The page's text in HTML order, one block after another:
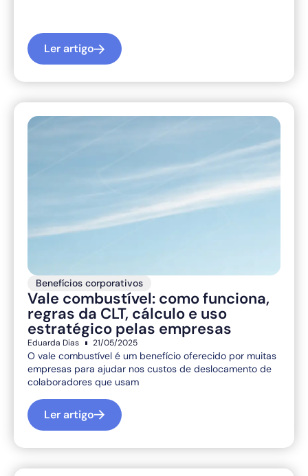
Ler artigo
Benefícios corporativos
Vale combustível: como funciona,
regras da CLT, cálculo e uso
estratégico pelas empresas
Eduarda Dias 21/05/2025
O vale combustível é um benefício oferecido por muitas
empresas para ajudar nos custos de deslocamento de
colaboradores que usam
Ler artigo